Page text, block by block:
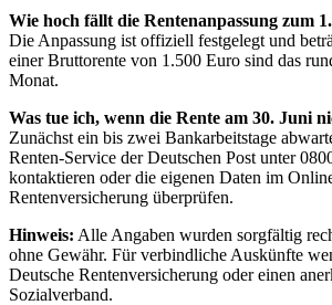
Wie hoch fällt die Rentenanpassung zum
Die Anpassung ist offiziell festgelegt und
einer Bruttorente von 1.500 Euro sind das
Monat.
Was tue ich, wenn die Rente am 30. Juni
Zunächst ein bis zwei Bankarbeitstage
Renten-Service der Deutschen Post unter
kontaktieren oder die eigenen Daten im
Rentenversicherung überprüfen.
Hinweis: Alle Angaben wurden sorgfältig
ohne Gewähr. Für verbindliche Auskünfte
Deutsche Rentenversicherung oder einen
Sozialverband.